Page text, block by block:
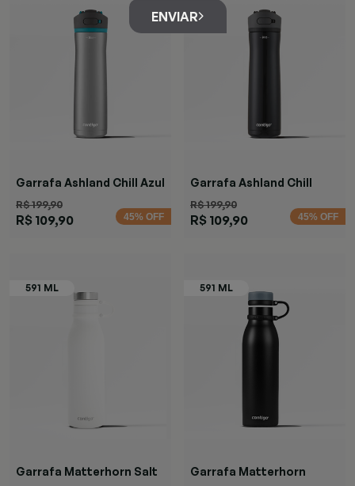
Garrafa Ashland Chill Azul
R$ 199,90
R$ 109,90 45% OFF
Garrafa Ashland Chill
R$ 199,90
R$ 109,90 45% OFF
Garrafa Matterhorn Salt
Garrafa Matterhorn
ENVIAR